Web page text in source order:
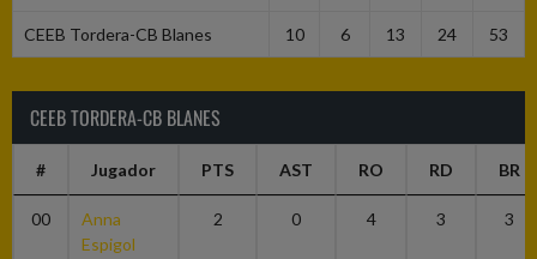
CEEB Tordera-CB Blanes 10 6 13 24 53
CEEB TORDERA-CB BLANES
# Jugador PTS AST RO RD BR
00
Anna
Espigol
2 0 4 3 3